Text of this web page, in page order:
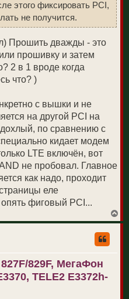
этого фиксировать PCI,
не получится.
Прошить дважды - это
прошивку и затем
2 в 1 вроде когда
что? )
с вышки и не
на другой PCI на
по сравнению с
кидает модем
LTE включён, вот
не пробовал. Главное
как надо, проходит
еле
фиговый PCI...
е
829F, МегаФон
TELE2 E3372h-